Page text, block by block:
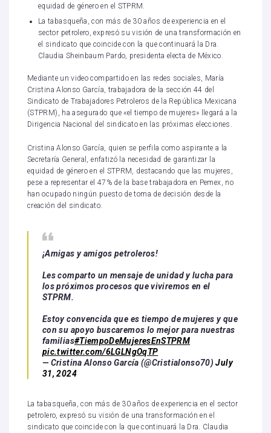
equidad de género en el STPRM.
La tabasqueña, con más de 30 años de experiencia en el
sector petrolero, expresó su visión de una transformación en
el sindicato que coincide con la que continuará la Dra.
Claudia Sheinbaum Pardo, presidenta electa de México.
Mediante un video compartido en las redes sociales, María
Cristina Alonso García, trabajadora de la sección 44 del
Sindicato de Trabajadores Petroleros de la República Mexicana
(STPRM), ha asegurado que «el tiempo de mujeres» llegará a la
Dirigencia Nacional del sindicato en las próximas elecciones.
Cristina Alonso García, quien se perfila como aspirante a la
Secretaría General, enfatizó la necesidad de garantizar la
equidad de género en el STPRM, destacando que las mujeres,
pese a representar el 47% de la base trabajadora en Pemex, no
han ocupado ningún puesto de toma de decisión desde la
creación del sindicato.
¡Amigas y amigos petroleros!
Les comparto un mensaje de unidad y lucha para
los próximos procesos que viviremos en el
STPRM.
Estoy convencida que es tiempo de mujeres y que
con su apoyo buscaremos lo mejor para nuestras
familias#TiempoDeMujeresEnSTPRM
pic.twitter.com/6LGLNgOqTP
— Cristina Alonso García (@Cristialonso70)July
31, 2024
La tabasqueña, con más de 30 años de experiencia en el sector
petrolero, expresó su visión de una transformación en el
sindicato que coincide con la que continuará la Dra. Claudia